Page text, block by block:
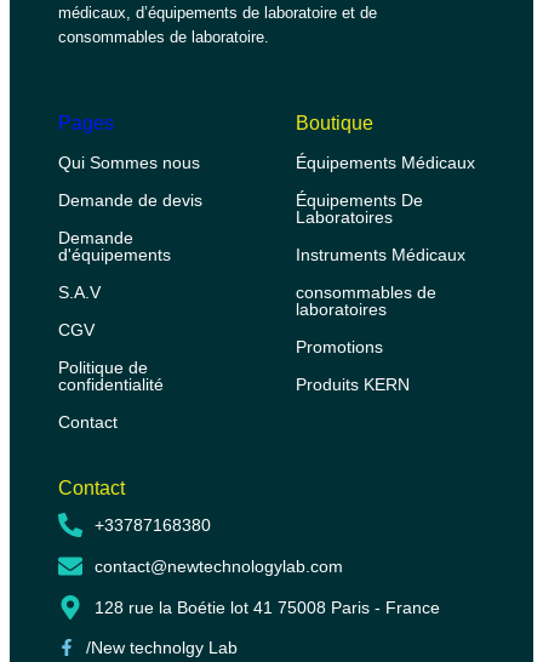
médicaux, d’équipements de laboratoire et de
consommables de laboratoire.
Pages
Qui Sommes nous
Demande de devis
Demande
d'équipements
S.A.V
CGV
Politique de
confidentialité
Contact
Boutique
Équipements Médicaux
Équipements De
Laboratoires
Instruments Médicaux
consommables de
laboratoires
Promotions
Produits KERN
Contact
+33787168380
contact@newtechnologylab.com
128 rue la Boétie lot 41 75008 Paris - France
/New technolgy Lab